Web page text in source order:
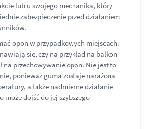
lub u swojego mechanika, który
zabezpieczenie przed działaniem
opon w przypadkowych miejscach.
się, czy na przykład na balkon
na przechowywanie opon. Nie jest to
ponieważ guma zostaje narażona
a także nadmierne działanie
może dojść do jej szybszego